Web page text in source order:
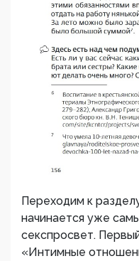
Переходим к
начинается уже
секспросвет.
«Интимные